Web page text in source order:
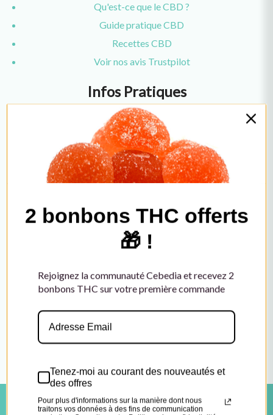
Qu'est-ce que le CBD ?
Guide pratique CBD
Recettes CBD
Voir nos avis Trustpilot
Infos Pratiques
Support client
À propos
Newsletter
Paiements
Affiliation
Grossiste CBD
Formulaire de contact
Email : contact@cebedia.co
Instagram
|Conditions générales d'utilisation|Politique de
2 bonbons THC offerts
🎁 !
bonbons THC sur votre première commande
des offres
Pour plus d'informations sur la manière dont nous
marketing. Consultez notre Politique de confidentialité.
S'INSCRIRE